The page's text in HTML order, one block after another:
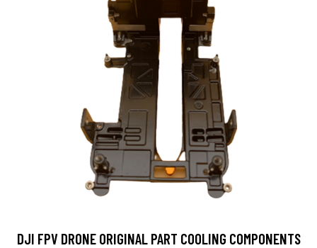
DJI FPV DRONE ORIGINAL PART COOLING COMPONENTS